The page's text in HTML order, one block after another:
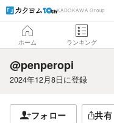
KADOKAWA Group
ホーム ランキング
@penperopi
2024年12月8日に登録
フォロー 共有